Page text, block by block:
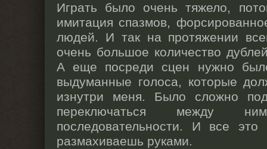
Играть было очень тяжело,
имитация спазмов,
людей. И так на протяжении
очень большое количество
А еще посреди сцен нужно
выдуманные голоса, которые
изнутри меня. Было сложно
переключаться между
последовательности. И все
размахиваешь руками.